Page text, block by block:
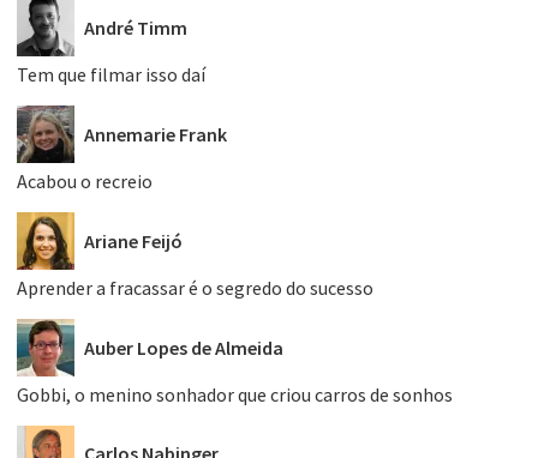
André Timm
Tem que filmar isso daí
Annemarie Frank
Acabou o recreio
Ariane Feijó
Aprender a fracassar é o segredo do sucesso
Auber Lopes de Almeida
Gobbi, o menino sonhador que criou carros de sonhos